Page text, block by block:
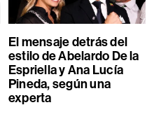
El mensaje detrás del
estilo de Abelardo De la
Espriella y Ana Lucía
Pineda, según una
experta